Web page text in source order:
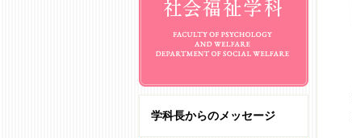
学科長からのメッセージ